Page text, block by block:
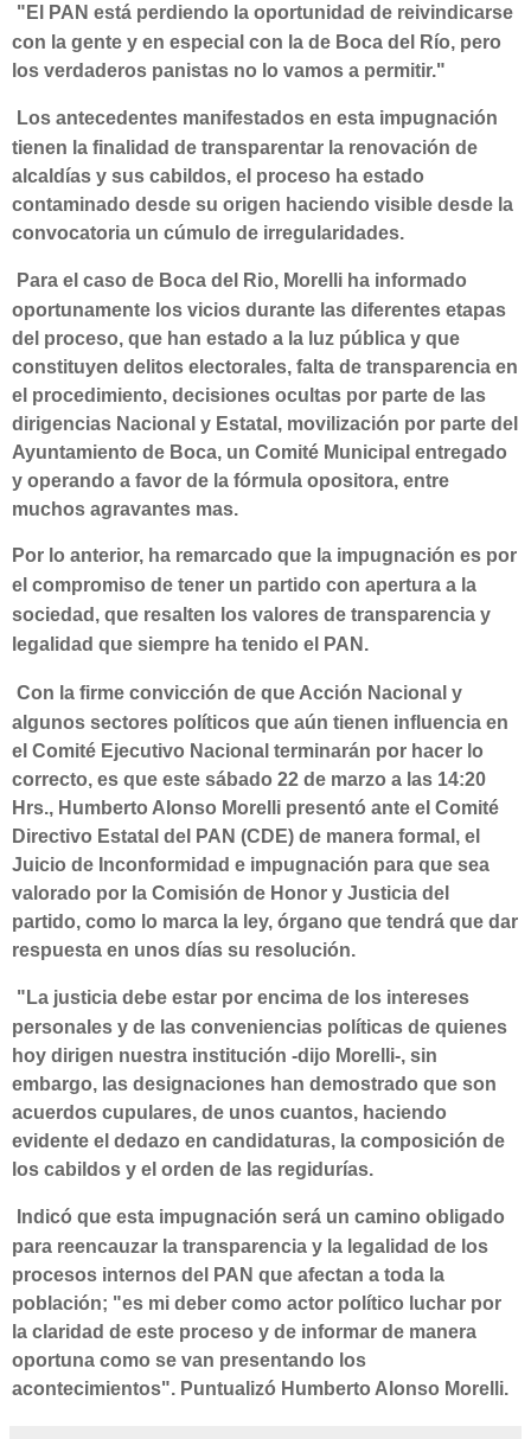
"El PAN está perdiendo la oportunidad de reivindicarse
con la gente y en especial con la de Boca del Río, pero
los verdaderos panistas no lo vamos a permitir."
Los antecedentes manifestados en esta impugnación
tienen la finalidad de transparentar la renovación de
alcaldías y sus cabildos, el proceso ha estado
contaminado desde su origen haciendo visible desde la
convocatoria un cúmulo de irregularidades.
Para el caso de Boca del Rio, Morelli ha informado
oportunamente los vicios durante las diferentes etapas
del proceso, que han estado a la luz pública y que
constituyen delitos electorales, falta de transparencia en
el procedimiento, decisiones ocultas por parte de las
dirigencias Nacional y Estatal, movilización por parte del
Ayuntamiento de Boca, un Comité Municipal entregado
y operando a favor de la fórmula opositora, entre
muchos agravantes mas.
Por lo anterior, ha remarcado que la impugnación es por
el compromiso de tener un partido con apertura a la
sociedad, que resalten los valores de transparencia y
legalidad que siempre ha tenido el PAN.
Con la firme convicción de que Acción Nacional y
algunos sectores políticos que aún tienen influencia en
el Comité Ejecutivo Nacional terminarán por hacer lo
correcto, es que este sábado 22 de marzo a las 14:20
Hrs., Humberto Alonso Morelli presentó ante el Comité
Directivo Estatal del PAN (CDE) de manera formal, el
Juicio de Inconformidad e impugnación para que sea
valorado por la Comisión de Honor y Justicia del
partido, como lo marca la ley, órgano que tendrá que dar
respuesta en unos días su resolución.
"La justicia debe estar por encima de los intereses
personales y de las conveniencias políticas de quienes
hoy dirigen nuestra institución -dijo Morelli-, sin
embargo, las designaciones han demostrado que son
acuerdos cupulares, de unos cuantos, haciendo
evidente el dedazo en candidaturas, la composición de
los cabildos y el orden de las regidurías.
Indicó que esta impugnación será un camino obligado
para reencauzar la transparencia y la legalidad de los
procesos internos del PAN que afectan a toda la
población; "es mi deber como actor político luchar por
la claridad de este proceso y de informar de manera
oportuna como se van presentando los
acontecimientos". Puntualizó Humberto Alonso Morelli.